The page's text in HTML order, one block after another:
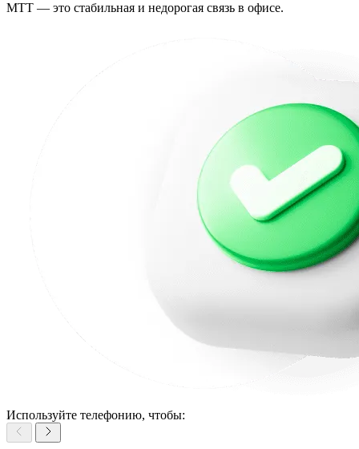
МТТ — это стабильная и недорогая связь в офисе.
Используйте телефонию, чтобы: